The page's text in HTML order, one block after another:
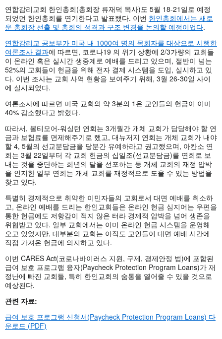
연합감리교회 한인총회(총회장 류재덕 목사)도 5월 18-21일로 예정
되었던 한인총회를 연기한다고 발표했다. 이번 한인총회에서는 새로
운 총회장 선출 및 총회의 성격과 구조 변경을 논의할 예정이었다.
연합감리교 공보부가 미국 내 1000여 명의 목회자를 대상으로 시행한
여론조사 결과에 따르면, 코로나19 의 위기 상황에 2/3가량의 교회들
이 온라인 혹은 실시간 생중계로 예배를 드리고 있으며, 절반이 넘는
52%의 교회들이 헌금을 위해 전자 결제 시스템을 도입, 실시하고 있
다. 이번 조사는 교회 사역 현황을 보여주기 위해, 3월 26-30일 사이
에 실시되었다.
여론조사에 따르면 미국 교회의 약 3분의 1은 교인들의 헌금이 이미
40% 감소했다고 밝혔다.
따라서, 볼티모어-워싱턴 연회는 3개월간 개체 교회가 담당해야 할 연
금과 보험료를 면제해주기로 했고, 대뉴저지 연회는 개체 교회가 내야
할 4, 5월의 선교분담금을 당분간 유예하라고 권고했으며, 아칸소 연
회는 3월 22일부터 각 교회 헌금의 십일조(선교분담금)를 연회로 보
내는 것을 중단하는 희년의 달을 선포하는 등 개체 교회의 재정 압박
을 인지한 일부 연회는 개체 교회를 재정적으로 도울 수 있는 방법을
찾고 있다.
특별히 경제적으로 취약한 이민자들의 교회로서 대면 예배를 취소하
고, 온라인 예배를 드리는 한인교회들은 온라인 헌금 심지어는 우편을
통한 헌금에도 저항감이 적지 않은 터라 경제적 압박을 넘어 생존을
위협받고 있다. 일부 교회에서는 이미 온라인 헌금 시스템을 운영해
오고 있었지만, 대부분의 교회는 아직도 교인들이 대면 예배 시간에
직접 가져온 헌금에 의지하고 있다.
이번 CARES Act(코로나바이러스 지원, 구제, 경제안정 법)에 포함된
급여 보호 프로그램 융자(Paycheck Protection Program Loans)가 재
정난에 빠진 교회들, 특히 한인교회의 숨통을 열어줄 수 있을 것으로
예상된다.
관련 자료:
급여 보호 프로그램 신청서(Paycheck Protection Program Loans) 다
운로드 (PDF)